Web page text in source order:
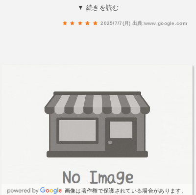
メニュー豊富でした。マクドナルド、キャンド
▼ 続きを読む
2025/7/7(月) 出典:www.google.com
画像は著作権で保護されている場合があります。